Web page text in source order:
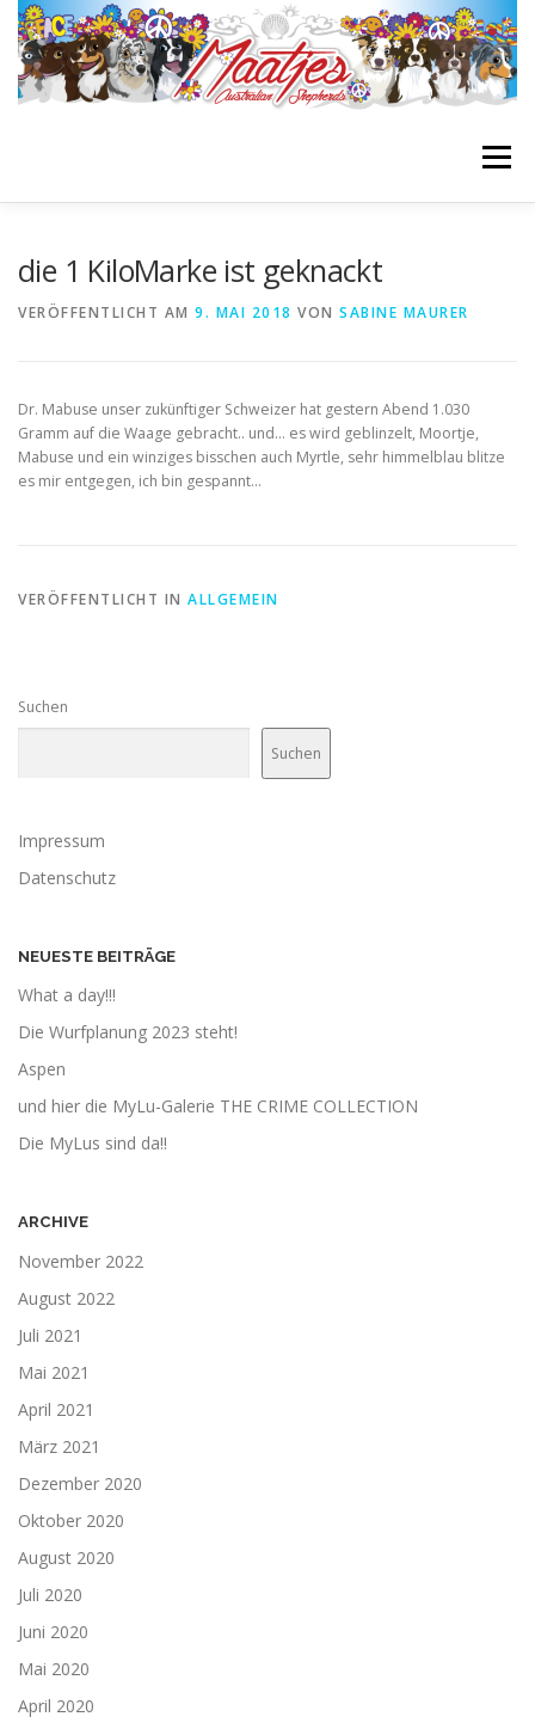
Zum
Inhalt
springen
Menü
LINKLIST
die 1 KiloMarke ist geknackt
VERÖFFENTLICHT AM 9. MAI 2018 VON SABINE MAURER
Dr. Mabuse unser zukünftiger Schweizer hat gestern Abend 1.030
Gramm auf die Waage gebracht.. und… es wird geblinzelt, Moortje,
Mabuse und ein winziges bisschen auch Myrtle, sehr himmelblau blitze
es mir entgegen, ich bin gespannt…
VERÖFFENTLICHT IN ALLGEMEIN
Suchen
Suchen
Impressum
Datenschutz
NEUESTE BEITRÄGE
What a day!!!
Die Wurfplanung 2023 steht!
Aspen
und hier die MyLu-Galerie THE CRIME COLLECTION
Die MyLus sind da!!
ARCHIVE
November 2022
August 2022
Juli 2021
Mai 2021
April 2021
März 2021
Dezember 2020
Oktober 2020
August 2020
Juli 2020
Juni 2020
Mai 2020
April 2020